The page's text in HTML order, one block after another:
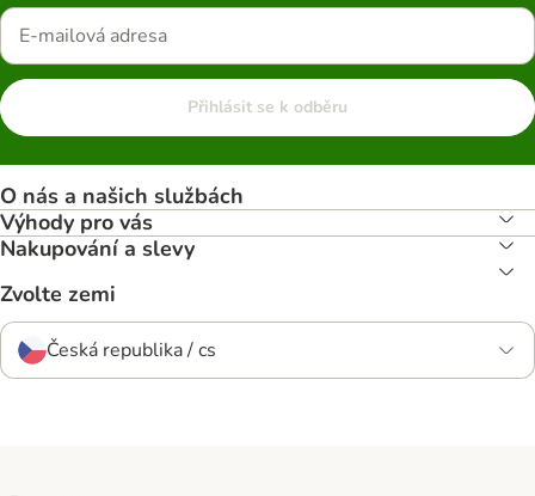
Přihlásit se k odběru
O nás a našich službách
Výhody pro vás
Nakupování a slevy
Zvolte zemi
Česká republika / cs